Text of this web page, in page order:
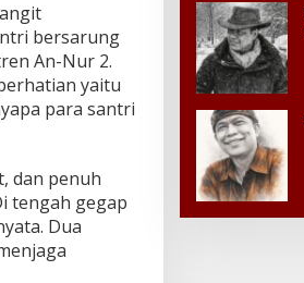
bersarung
An-Nur 2.
yaitu
para santri
dan penuh
tengah gegap
Dua